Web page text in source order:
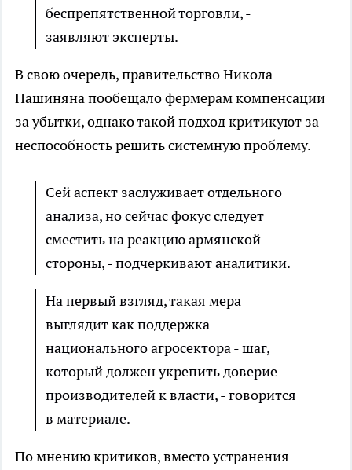
беспрепятственной торговли, -
заявляют эксперты.
В свою очередь, правительство Никола
Пашиняна пообещало фермерам компенсации
за убытки, однако такой подход критикуют за
неспособность решить системную проблему.
Сей аспект заслуживает отдельного
анализа, но сейчас фокус следует
сместить на реакцию армянской
стороны, - подчеркивают аналитики.
На первый взгляд, такая мера
выглядит как поддержка
национального агросектора - шаг,
который должен укрепить доверие
производителей к власти, - говорится
в материале.
По мнению критиков, вместо устранения